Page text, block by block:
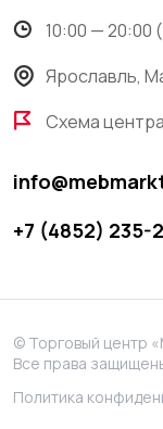
10:00 — 20:00
Ярославль,
Схема центра
+7 (4852) 235-
© Торговый центр
Все права
Политика